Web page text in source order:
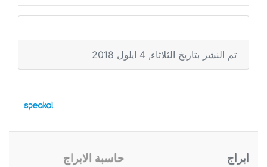
تم النشر بتاريخ الثلاثاء, 4 ايلول 2018
ابراج حاسبة الابراج